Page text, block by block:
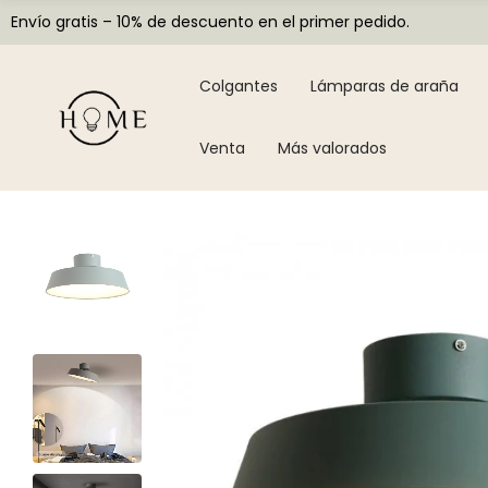
Envío gratis – 10% de descuento en el primer pedido.
Colgantes Lámparas de araña
Venta Más valorados